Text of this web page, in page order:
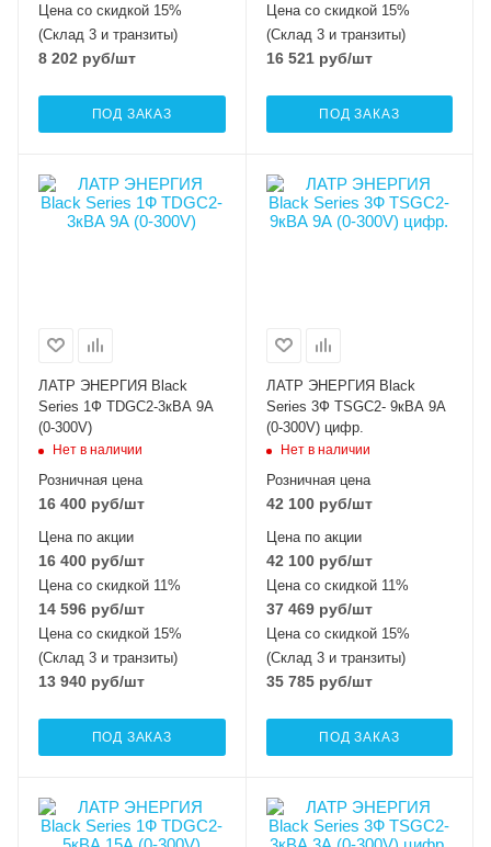
Цена со скидкой 15%
(Склад 3 и транзиты)
8 202 руб/шт
ПОД ЗАКАЗ
Цена со скидкой 15%
(Склад 3 и транзиты)
16 521руб/шт
ПОД ЗАКАЗ
ЛАТР ЭНЕРГИЯ Black
Series 1Ф TDGC2-3кВА 9А
(0-300V)
Нет в наличии
Розничная цена
16 400 руб/шт
Цена по акции
16 400 руб/шт
Цена со скидкой 11%
14 596 руб/шт
Цена со скидкой 15%
(Склад 3 и транзиты)
13 940 руб/шт
ПОД ЗАКАЗ
ЛАТР ЭНЕРГИЯ Black
Series 3Ф TSGC2- 9кВА 9А
(0-300V) цифр.
Нет в наличии
Розничная цена
42 100руб/шт
Цена по акции
42 100руб/шт
Цена со скидкой 11%
37 469руб/шт
Цена со скидкой 15%
(Склад 3 и транзиты)
35 785руб/шт
ПОД ЗАКАЗ